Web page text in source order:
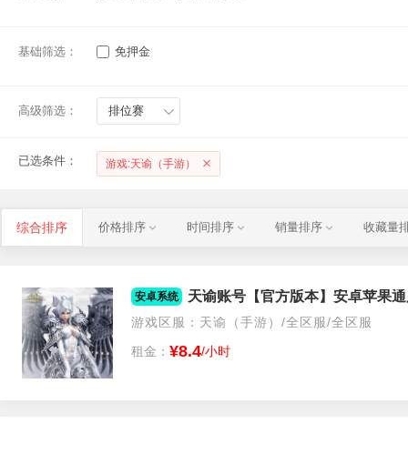
基础筛选： 免押金
高级筛选： 排位赛
已选条件： 游戏:天谕（手游）
综合排序 价格排序 时间排序 销量排序 收藏量
安卓系统
游戏区服：天谕（手游）/全区服/全区服
租金： ¥8.4/小时